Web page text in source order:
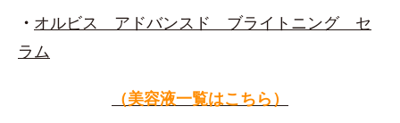
・ オルビス アドバンスド ブライトニング セ
ラム
（美容液一覧はこちら）